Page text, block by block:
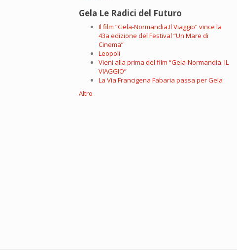
Gela Le Radici del Futuro
Il film “Gela-Normandia.Il Viaggio” vince la
43a edizione del Festival “Un Mare di
Cinema”
Leopoli
Vieni alla prima del film “Gela-Normandia. IL
VIAGGIO”
La Via Francigena Fabaria passa per Gela
Altro